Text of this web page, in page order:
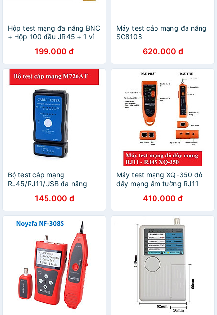
Hộp test mạng đa năng BNC
+ Hộp 100 đầu JR45 + 1 vỉ
199.000 đ
Máy test cáp mạng đa năng
SC8108
620.000 đ
Bộ test cáp mạng
RJ45/RJ11/USB đa năng
145.000 đ
Máy test mạng XQ-350 dò
dây mạng âm tường RJ11
410.000 đ